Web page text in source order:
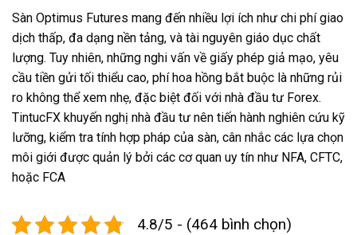
Sàn Optimus Futures mang đến nhiều lợi ích như chi phí giao
dịch thấp, đa dạng nền tảng, và tài nguyên giáo dục chất
lượng. Tuy nhiên, những nghi vấn về giấy phép giả mạo, yêu
cầu tiền gửi tối thiểu cao, phí hoa hồng bắt buộc là những rủi
ro không thể xem nhẹ, đặc biệt đối với nhà đầu tư Forex.
TintucFX khuyến nghị nhà đầu tư nên tiến hành nghiên cứu kỹ
lưỡng, kiểm tra tính hợp pháp của sàn, cân nhắc các lựa chọn
môi giới được quản lý bởi các cơ quan uy tín như NFA, CFTC,
hoặc FCA
4.8/5 - (464 bình chọn)